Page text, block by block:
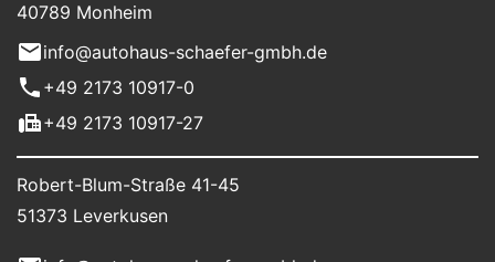
40789 Monheim
info@autohaus-schaefer-gmbh.de
+49 2173 10917-0
+49 2173 10917-27
Robert-Blum-Straße 41-45
51373 Leverkusen